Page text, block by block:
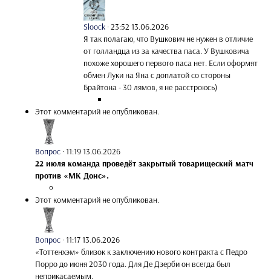
Sloock ·23:52 13.06.2026
Я так полагаю, что Вушкович не нужен в отличие
от голландца из за качества паса. У Вушковича
похоже хорошего первого паса нет. Если оформят
обмен Луки на Яна с доплатой со стороны
Брайтона - 30 лямов, я не расстроюсь)
Этот комментарий не опубликован.
Вопрос ·11:19 13.06.2026
22 июля команда проведёт закрытый товарищеский матч
против «МК Донс».
Этот комментарий не опубликован.
Вопрос ·11:17 13.06.2026
«Тоттенхэм» близок к заключению нового контракта с Педро
Порро до июня 2030 года. Для Де Дзерби он всегда был
неприкасаемым.